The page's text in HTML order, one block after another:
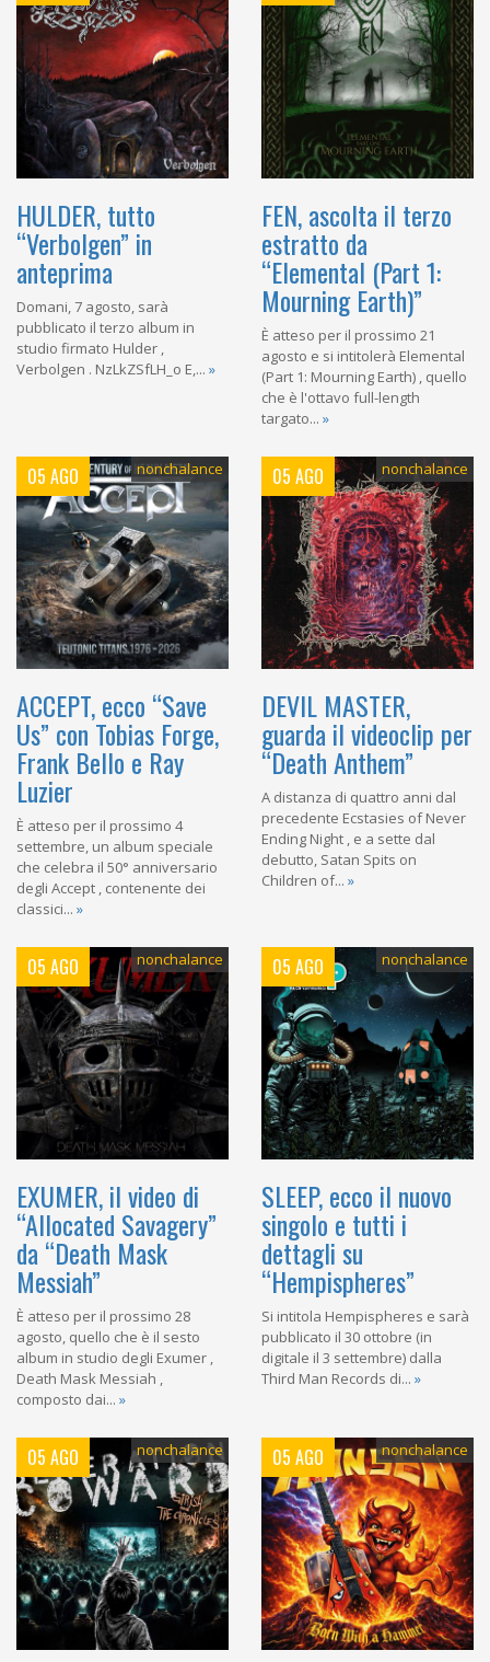
HULDER, tutto
“Verbolgen” in
anteprima
Domani, 7 agosto, sarà
pubblicato il terzo album in
studio firmato Hulder ,
Verbolgen . NzLkZSfLH_o E,... »
FEN, ascolta il terzo
estratto da
“Elemental (Part 1:
Mourning Earth)”
È atteso per il prossimo 21
agosto e si intitolerà Elemental
(Part 1: Mourning Earth) , quello
che è l'ottavo full-length
targato... »
05 AGO nonchalance
ACCEPT, ecco “Save
Us” con Tobias Forge,
Frank Bello e Ray
Luzier
È atteso per il prossimo 4
settembre, un album speciale
che celebra il 50° anniversario
degli Accept , contenente dei
classici... »
05 AGO nonchalance
DEVIL MASTER,
guarda il videoclip per
“Death Anthem”
A distanza di quattro anni dal
precedente Ecstasies of Never
Ending Night , e a sette dal
debutto, Satan Spits on
Children of... »
05 AGO nonchalance
EXUMER, il video di
“Allocated Savagery”
da “Death Mask
Messiah”
È atteso per il prossimo 28
agosto, quello che è il sesto
album in studio degli Exumer ,
Death Mask Messiah ,
composto dai... »
05 AGO nonchalance
SLEEP, ecco il nuovo
singolo e tutti i
dettagli su
“Hempispheres”
Si intitola Hempispheres e sarà
pubblicato il 30 ottobre (in
digitale il 3 settembre) dalla
Third Man Records di... »
05 AGO nonchalance 05 AGO nonchalance